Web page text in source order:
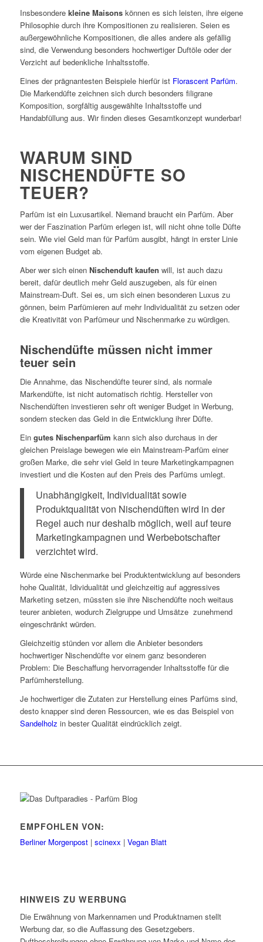
Insbesondere kleine Maisonskönnen es sich leisten, ihre eigene
Philosophie durch ihre Kompositionen zu realisieren. Seien es
außergewöhnliche Kompositionen, die alles andere als gefällig
sind, die Verwendung besonders hochwertiger Duftöle oder der
Verzicht auf bedenkliche Inhaltsstoffe.
Eines der prägnantesten Beispiele hierfür ist Florascent Parfüm.
Die Markendüfte zeichnen sich durch besonders filigrane
Komposition, sorgfältig ausgewählte Inhaltsstoffe und
Handabfüllung aus. Wir finden dieses Gesamtkonzept wunderbar!
WARUM SIND
NISCHENDÜFTE SO
TEUER?
Parfüm ist ein Luxusartikel. Niemand braucht ein Parfüm. Aber
wer der Faszination Parfüm erlegen ist, will nicht ohne tolle Düfte
sein. Wie viel Geld man für Parfüm ausgibt, hängt in erster Linie
vom eigenen Budget ab.
Aber wer sich einen Nischenduft kaufen will, ist auch dazu
bereit, dafür deutlich mehr Geld auszugeben, als für einen
Mainstream-Duft. Sei es, um sich einen besonderen Luxus zu
gönnen, beim Parfümieren auf mehr Individualität zu setzen oder
die Kreativität von Parfümeur und Nischenmarke zu würdigen.
Nischendüfte müssen nicht immer
teuer sein
Die Annahme, das Nischendüfte teurer sind, als normale
Markendüfte, ist nicht automatisch richtig. Hersteller von
Nischendüften investieren sehr oft weniger Budget in Werbung,
sondern stecken das Geld in die Entwicklung ihrer Düfte.
Ein gutes Nischenparfüm kann sich also durchaus in der
gleichen Preislage bewegen wie ein Mainstream-Parfüm einer
großen Marke, die sehr viel Geld in teure Marketingkampagnen
investiert und die Kosten auf den Preis des Parfüms umlegt.
Unabhängigkeit, Individualität sowie
Produktqualität von Nischendüften wird in der
Regel auch nur deshalb möglich, weil auf teure
Marketingkampagnen und Werbebotschafter
verzichtet wird.
Würde eine Nischenmarke bei Produktentwicklung auf besonders
hohe Qualität, Idividualität und gleichzeitig auf aggressives
Marketing setzen, müssten sie ihre Nischendüfte noch weitaus
teurer anbieten, wodurch Zielgruppe und Umsätze zunehmend
eingeschränkt würden.
Gleichzeitig stünden vor allem die Anbieter besonders
hochwertiger Nischendüfte vor einem ganz besonderen
Problem: Die Beschaffung hervorragender Inhaltsstoffe für die
Parfümherstellung.
Je hochwertiger die Zutaten zur Herstellung eines Parfüms sind,
desto knapper sind deren Ressourcen, wie es das Beispiel von
Sandelholz in bester Qualität eindrücklich zeigt.
EMPFOHLEN VON:
Berliner Morgenpost | scinexx | Vegan Blatt
HINWEIS ZU WERBUNG
Die Erwähnung von Markennamen und Produktnamen stellt
Werbung dar, so die Auffassung des Gesetzgebers.